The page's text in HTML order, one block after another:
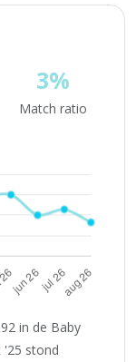
3%
Match ratio
in de Baby
'25 stond